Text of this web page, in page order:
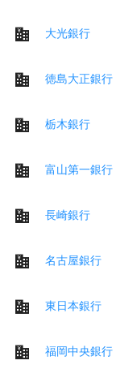
大光銀行
徳島大正銀行
栃木銀行
富山第一銀行
長崎銀行
名古屋銀行
東日本銀行
福岡中央銀行